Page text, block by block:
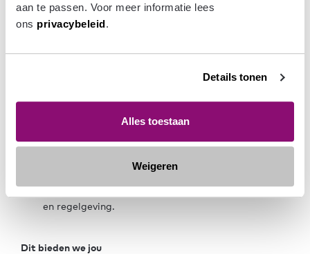
aan te passen. Voor meer informatie lees
ons privacybeleid.
Details tonen
Alles toestaan
Weigeren
Academisch werk- en denkniveau.
Uitstekend analytisch vermogen en scherp oog voor
verliezen.
schakelen tussen strategisch denken en
operationeel handelen.
Organisatiesensitief én pragmatisch ingesteld.
risicomanagement, besluitvormingsprocessen,
governance en compliance vraagstukken.
Proactief, gestructureerd en communicatief sterk.
Affiniteit met duurzaamheid en veranderende wet-
en regelgeving.
Dit bieden we jou